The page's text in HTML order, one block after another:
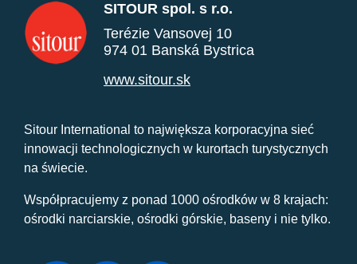
SITOUR spol. s r.o.
Terézie Vansovej 10
974 01 Banská Bystrica
www.sitour.sk
Sitour International to największa korporacyjna sieć
innowacji technologicznych w kurortach turystycznych
na świecie.
Współpracujemy z ponad 1000 ośrodków w 8 krajach:
ośrodki narciarskie, ośrodki górskie, baseny i nie tylko.